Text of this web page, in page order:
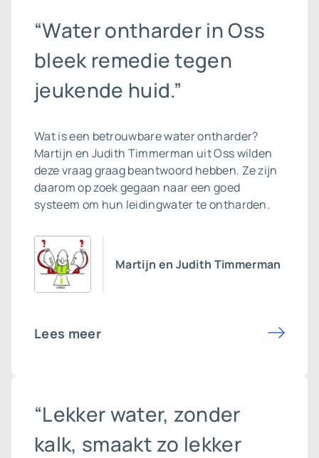
“Water ontharder in Oss
bleek remedie tegen
jeukende huid.”
Wat is een betrouwbarewater ontharder?
Martijn en Judith Timmerman uit Oss wilden
deze vraag graag beantwoord hebben. Ze zijn
daarom op zoek gegaan naar een goed
systeem om hun leidingwater te ontharden.
Martijn en Judith Timmerman
Lees meer
“Lekker water, zonder
kalk, smaakt zo lekker